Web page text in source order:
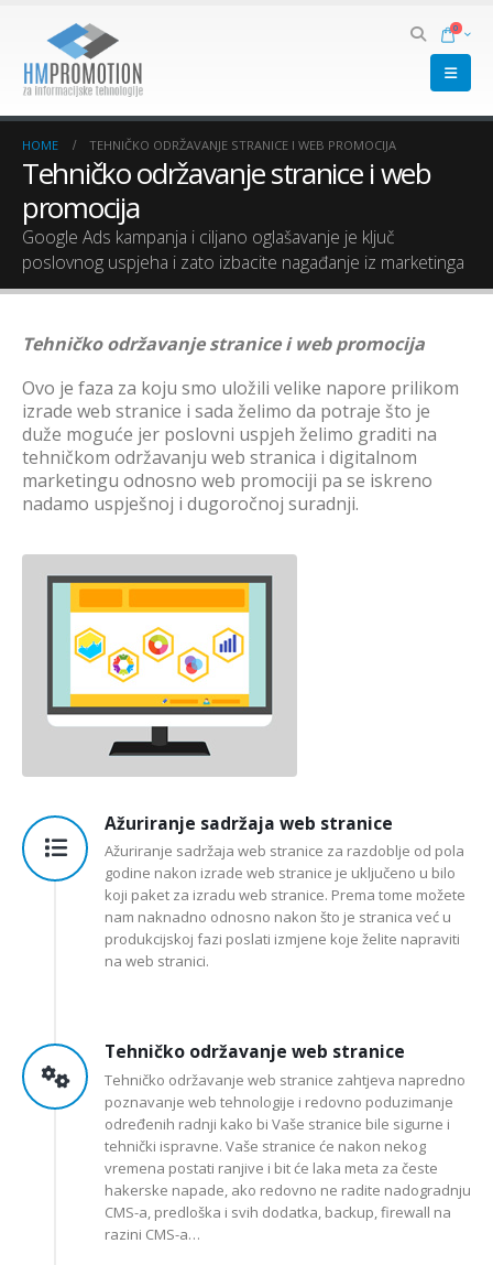
0
HOME TEHNIČKO ODRŽAVANJE STRANICE I WEB PROMOCIJA
Tehničko održavanje stranice i web
promocija
Google Ads kampanja i ciljano oglašavanje je ključ
poslovnog uspjeha i zato izbacite nagađanje iz marketinga
Tehničko održavanje stranice i web promocija
Ovo je faza za koju smo uložili velike napore prilikom
izrade web stranice i sada želimo da potraje što je
duže moguće jer poslovni uspjeh želimo graditi na
tehničkom održavanju web stranica i digitalnom
marketingu odnosno web promociji pa se iskreno
nadamo uspješnoj i dugoročnoj suradnji.
Ažuriranje sadržaja web stranice
Ažuriranje sadržaja web stranice za razdoblje od pola
godine nakon izrade web stranice je uključeno u bilo
koji paket za izradu web stranice. Prema tome možete
nam naknadno odnosno nakon što je stranica već u
produkcijskoj fazi poslati izmjene koje želite napraviti
na web stranici.
Tehničko održavanje web stranice
Tehničko održavanje web stranice zahtjeva napredno
poznavanje web tehnologije i redovno poduzimanje
određenih radnji kako bi Vaše stranice bile sigurne i
tehnički ispravne. Vaše stranice će nakon nekog
vremena postati ranjive i bit će laka meta za česte
hakerske napade, ako redovno ne radite nadogradnju
CMS-a, predloška i svih dodatka, backup, firewall na
razini CMS-a…